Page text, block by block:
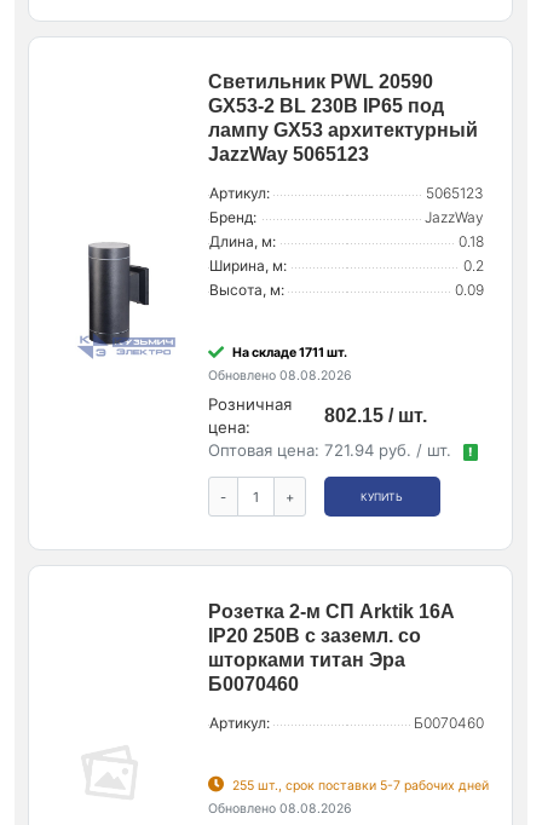
Светильник PWL 20590
GX53-2 BL 230В IP65 под
лампу GX53 архитектурный
JazzWay 5065123
Артикул:
5065123
Бренд:
JazzWay
Длина, м:
0.18
Ширина, м:
0.2
Высота, м:
0.09
На складе 1711 шт.
Обновлено 08.08.2026
Розничная
цена:
802.15 / шт.
Оптовая цена: 721.94 руб. / шт. !
- + КУПИТЬ
Розетка 2-м СП Arktik 16А
IP20 250В с заземл. со
шторками титан Эра
Б0070460
Артикул: Б0070460
255 шт., срок поставки 5-7 рабочих дней
Обновлено 08.08.2026